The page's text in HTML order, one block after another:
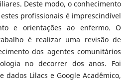
Deste modo, o conhecimento
profissionais é imprescindível
e orientações ao enfermo. O
é realizar uma revisão de
dos agentes comunitários
no decorrer dos anos. Foi
dados Lilacs e Google Acadêmico,